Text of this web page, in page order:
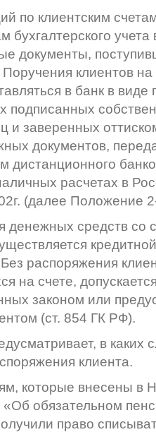
по клиентским
бухгалтерского
документы,
клиентов
в банк в
подписанных
и заверенных
документов,
дистанционного
расчетах в
(далее Положение
денежных средств со
распоряжения
на счете,
законом или
(ст. 854 ГК РФ).
в каких
клиента.
которые внесены в
обязательном
право